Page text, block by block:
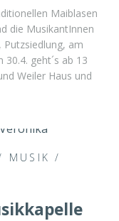
Maiblasen
die MusikantInnen
Putzsiedlung, am
geht´s ab 13
Weiler Haus und
MUSIK /